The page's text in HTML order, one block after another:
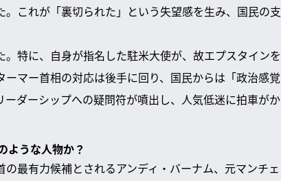
これが「裏切られた」という失望感を生み、国民の支
特に、自身が指名した駐米大使が、故エプスタインを
マー首相の対応は後手に回り、国民からは「政治感覚
ダーシップへの疑問符が噴出し、人気低迷に拍車がか
ような人物か？
最有力候補とされるアンディ・バーナム、元マンチェ